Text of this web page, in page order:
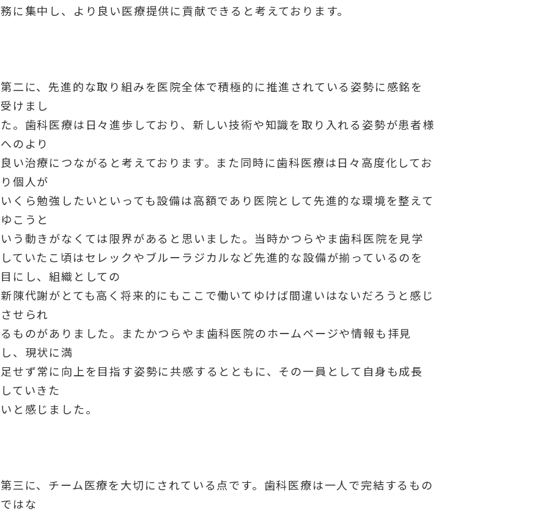
務に集中し、より良い医療提供に貢献できると考えております。
第二に、先進的な取り組みを医院全体で積極的に推進されている姿勢に感銘を
受けまし
た。歯科医療は日々進歩しており、新しい技術や知識を取り入れる姿勢が患者様
へのより
良い治療につながると考えております。また同時に歯科医療は日々高度化してお
り個人が
いくら勉強したいといっても設備は高額であり医院として先進的な環境を整えて
ゆこうと
いう動きがなくては限界があると思いました。当時かつらやま歯科医院を見学
していたこ頃はセレックやブルーラジカルなど先進的な設備が揃っているのを
目にし、組織としての
新陳代謝がとても高く将来的にもここで働いてゆけば間違いはないだろうと感じ
させられ
るものがありました。またかつらやま歯科医院のホームページや情報も拝見
し、現状に満
足せず常に向上を目指す姿勢に共感するとともに、その一員として自身も成長
していきた
いと感じました。
第三に、チーム医療を大切にされている点です。歯科医療は一人で完結するもの
ではな